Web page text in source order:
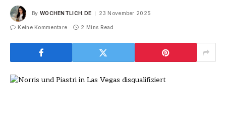
By WOCHENTLICH.DE 23 November 2025
Keine Kommentare 2 Mins Read